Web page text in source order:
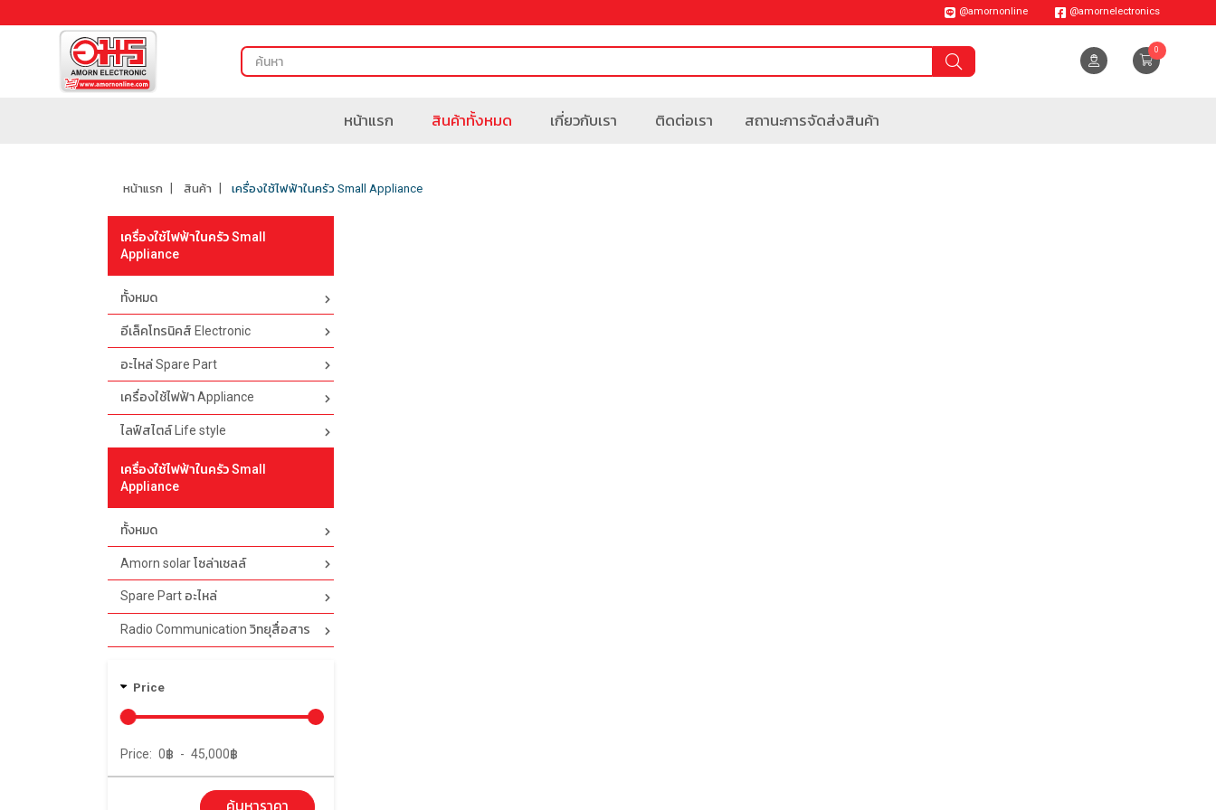
0
@amornonline @amornelectronics
หน้าแรก สินค้าทั้งหมด เกี่ยวกับเรา ติดต่อเรา สถานะการจัดส่งสินค้า
หน้าแรก สินค้า เครื่องใช้ไฟฟ้าในครัว Small Appliance
เครื่องใช้ไฟฟ้าในครัว Small
Appliance
ทั้งหมด
อีเล็คโทรนิคส์ Electronic
อะไหล่ Spare Part
เครื่องใช้ไฟฟ้า Appliance
ไลฟ์สไตล์ Life style
เครื่องใช้ไฟฟ้าในครัว Small
Appliance
ทั้งหมด
Amorn solar โซล่าเซลล์
Spare Part อะไหล่
Radio Communication วิทยุสื่อสาร
Price
Price: 0฿ - 45,000฿
ค้นหาราคา